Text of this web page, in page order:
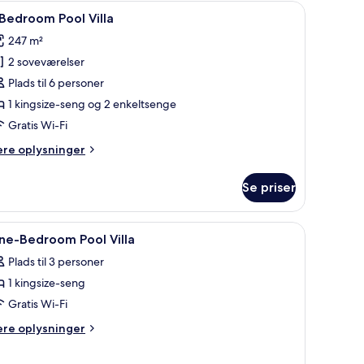
vinduer og et lyst interiør. Et moderne hus med swimmingpool,
8 Pool Villa
247 m²
2 soveværelser
Plads til 6 personer
1 kingsize-seng og 2 enkeltsenge
Gratis Wi-Fi
oplysninger
Se priser
tilstødende bygning.
terrasse og et soveværelse med stort vindue.
Pengeskab på værelset, skrivebord,
4 Bedroom Pool Villa
Plads til 3 personer
1 kingsize-seng
Gratis Wi-Fi
oplysninger